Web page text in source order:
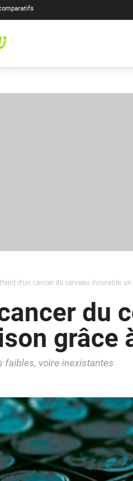
d’un cancer du cerveau incurable,
du
grâce
faibles, voire inexistantes